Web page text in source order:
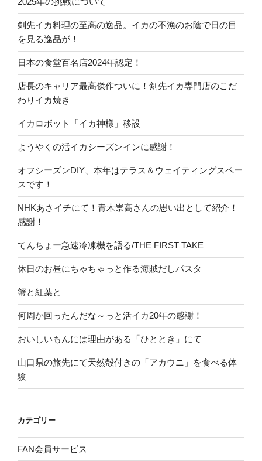
剣先イカ料理の至高の逸品。イカの不漁のお陰で日の目
を見る逸品が！
日本の食堂百名店2024年認定！
店長のキャリア最高傑作ついに！剣先イカ専門店のこだ
わりイカ焼き
イカロボット「イカ神様」移設
ようやくの活イカシーズンインに感謝！
オフシーズンDIY、本年はテラス＆ウェイティングスペー
スです！
NHKあさイチにて！青木崇高さんの思い出として紹介！
感謝！
てんちょー急速冷凍機を語る/THE FIRST TAKE
休日のお昼にちゃちゃっと作る海賊だしパスタ
蟹と紅葉と
何周か回ったんだな～っと活イカ20年の感謝！
おいしいもんには理由がある「ひととき」にて
山口県の旅先にて天然殻付きの「アカウニ」を食べる体
験
カテゴリー
FAN会員サービス